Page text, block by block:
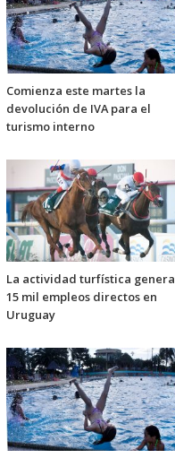
Comienza este martes la
devolución de IVA para el
turismo interno
La actividad turfística genera
15 mil empleos directos en
Uruguay